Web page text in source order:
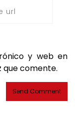
y web en
que comente.